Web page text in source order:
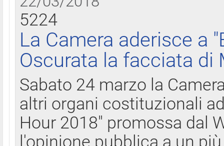
5224
La Camera aderisce a
Oscurata la facciata di
Sabato 24 marzo la
altri organi costituzionali
Hour 2018" promossa dal
l'opinione pubblica a un